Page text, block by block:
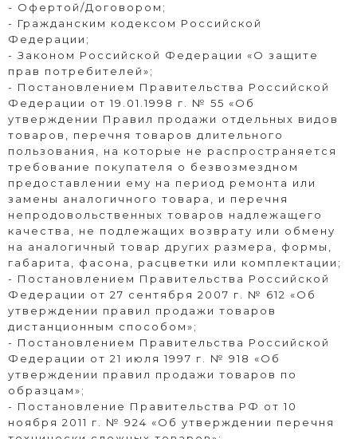
- Офертой/Договором;
- Гражданским кодексом Российской
Федерации;
- Законом Российской Федерации «О защите
прав потребителей»;
- Постановлением Правительства Российской
Федерации от 19.01.1998 г. № 55 «Об
утверждении Правил продажи отдельных видов
товаров, перечня товаров длительного
пользования, на которые не распространяется
требование покупателя о безвозмездном
предоставлении ему на период ремонта или
замены аналогичного товара, и перечня
непродовольственных товаров надлежащего
качества, не подлежащих возврату или обмену
на аналогичный товар других размера, формы,
габарита, фасона, расцветки или комплектации;
- Постановлением Правительства Российской
Федерации от 27 сентября 2007 г. № 612 «Об
утверждении правил продажи товаров
дистанционным способом»;
- Постановлением Правительства Российской
Федерации от 21 июля 1997 г. № 918 «Об
утверждении правил продажи товаров по
образцам»;
- Постановление Правительства РФ от 10
ноября 2011 г. № 924 «Об утверждении перечня